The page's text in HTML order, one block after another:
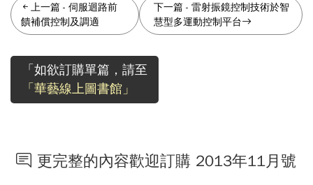
上一篇 - 伺服迴路前
饋補償控制及調適
下一篇 -雷射振鏡控制技術於智
慧型多運動控制平台
「如欲訂購單篇，請至
「華藝線上圖書館」
更完整的內容歡迎訂購 2013年11月號